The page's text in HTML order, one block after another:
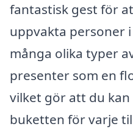
fantastisk gest för
uppvakta personer
många olika typer
presenter som en
vilket gör att du
buketten för varje